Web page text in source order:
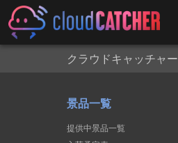
クラウドキャッチャー
景品一覧
提供中景品一覧